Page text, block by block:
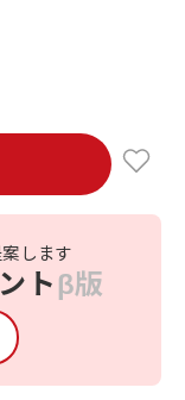
します
トβ版